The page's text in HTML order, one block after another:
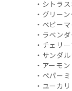
・シトラ
・グリー
・ベビー
・ラベン
・チェリ
・サンダ
・アーモ
・ペパー
・ユーカ